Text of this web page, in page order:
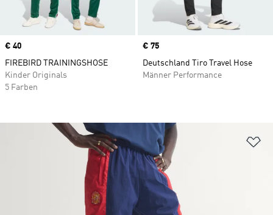
Price
€ 40
FIREBIRD TRAININGSHOSE
Kinder Originals
5 Farben
Price
€ 75
Deutschland Tiro Travel Hose
Männer Performance